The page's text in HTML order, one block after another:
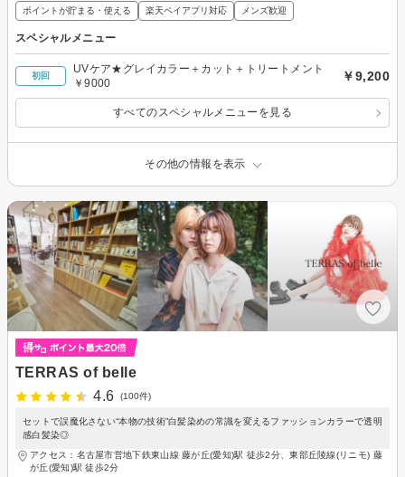
ポイントが貯まる・使える 楽天ペイアプリ対応 メンズ歓迎
スペシャルメニュー
初回
UVケア★グレイカラー＋カット＋トリートメント
￥9000
￥9,200
すべてのスペシャルメニューを見る
その他の情報を表示
TERRAS of belle
4.6
(100件)
セットで誤魔化さない“本物の技術”白髪染めの常識を変えるファッションカラーで透明
感白髪染◎
アクセス：名古屋市営地下鉄東山線 藤が丘(愛知)駅 徒歩2分、東部丘陵線(リニモ) 藤
が丘(愛知)駅 徒歩2分